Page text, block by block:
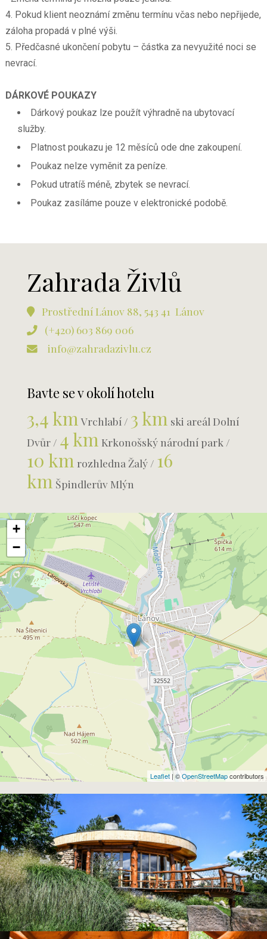
4. Pokud klient neoznámí změnu termínu včas nebo nepřijede,
záloha propadá v plné výši.
5. Předčasné ukončení pobytu – částka za nevyužité noci se
nevrací.
DÁRKOVÉ POUKAZY
Dárkový poukaz lze použít výhradně na ubytovací
služby.
Platnost poukazu je 12 měsíců ode dne zakoupení.
Poukaz nelze vyměnit za peníze.
Pokud utratíš méně, zbytek se nevrací.
Poukaz zasíláme pouze v elektronické podobě.
Zahrada Živlů
Prostřední Lánov 88, 543 41 Lánov
(+420) 603 869 006
info@zahradazivlu.cz
Bavte se v okolí hotelu
3,4 km Vrchlabí / 3 km ski areál Dolní
Dvůr / 4 km Krkonošský národní park /
10 km rozhledna Žalý / 16
km Špindlerův Mlýn
+
−
Leaflet | ©OpenStreetMapcontributors